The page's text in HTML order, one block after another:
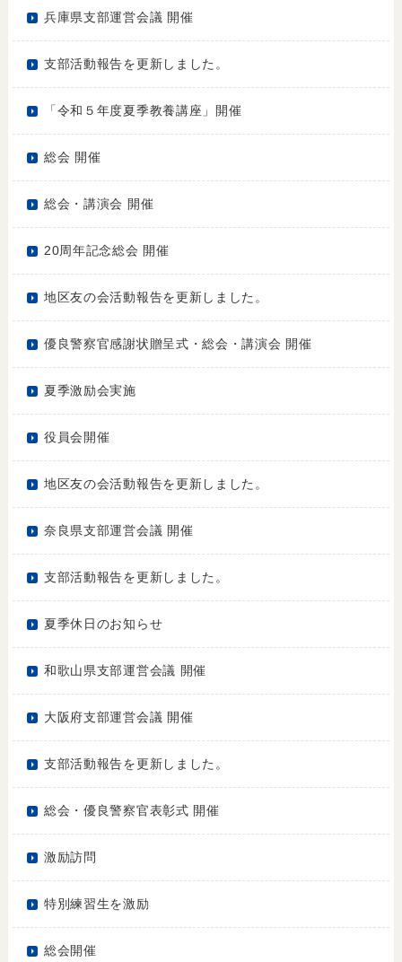
兵庫県支部運営会議 開催
支部活動報告を更新しました。
「令和５年度夏季教養講座」開催
総会 開催
総会・講演会 開催
20周年記念総会 開催
地区友の会活動報告を更新しました。
優良警察官感謝状贈呈式・総会・講演会 開催
夏季激励会実施
役員会開催
地区友の会活動報告を更新しました。
奈良県支部運営会議 開催
支部活動報告を更新しました。
夏季休日のお知らせ
和歌山県支部運営会議 開催
大阪府支部運営会議 開催
支部活動報告を更新しました。
総会・優良警察官表彰式 開催
激励訪問
特別練習生を激励
総会開催